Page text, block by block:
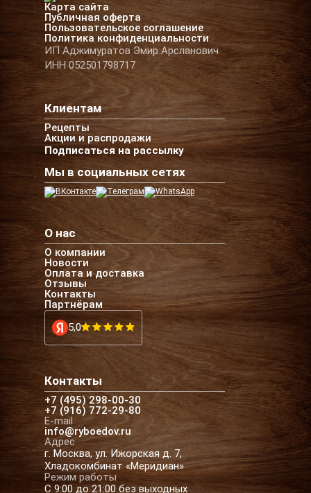
Карта сайта
Публичная оферта
Пользовательское соглашение
Политика конфиденциальности
ИП Аджимуратов Эмир Арсланович
ИНН 052501798717
Клиентам
Рецепты
Акции и распродажи
Подписаться на рассылку
Мы в социальных сетях
О нас
О компании
Новости
Оплата и доставка
Отзывы
Контакты
Партнёрам
5,0
Контакты
+7 (495) 298-00-30
+7 (916) 772-29-80
E-mail
info@ryboedov.ru
Адрес
г. Москва, ул. Ижорская д. 7,
Хладокомбинат «Меридиан»
Режим работы
С 9:00 до 21:00 без выходных